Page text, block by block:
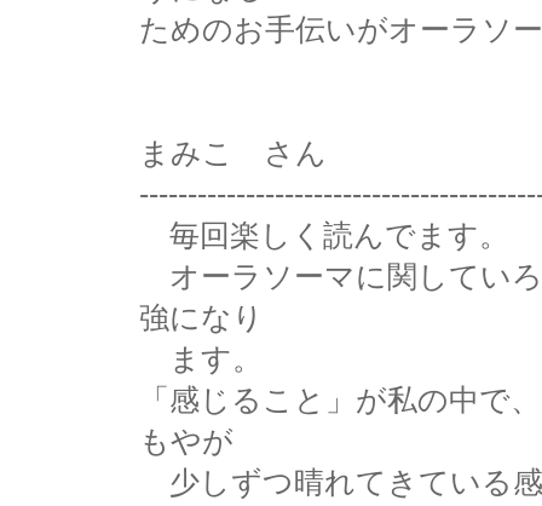
ためのお手伝いがオーラソ
まみこ さん
毎回楽しく読んでます。
オーラソーマに関してい
強になり
ます。
「感じること」が私の中で
もやが
少しずつ晴れてきている